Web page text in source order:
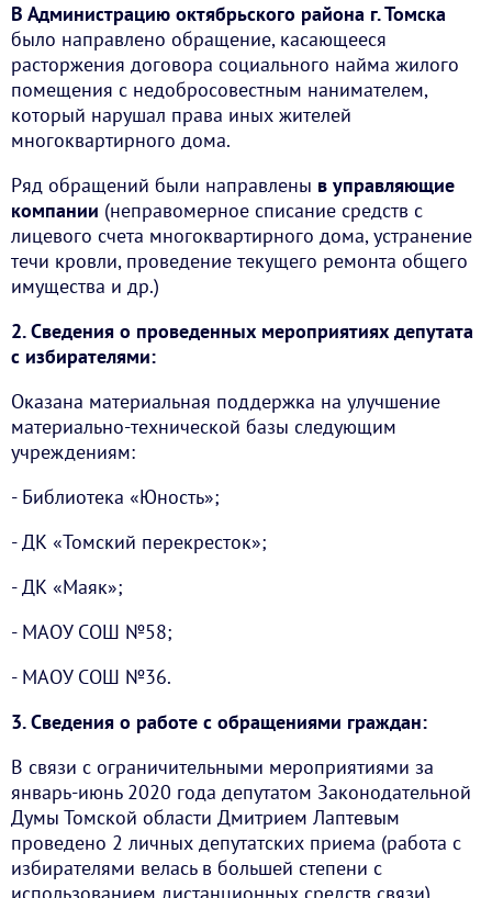
В Администрацию октябрьского района г. Томска
было направлено обращение, касающееся
расторжения договора социального найма жилого
помещения с недобросовестным нанимателем,
который нарушал права иных жителей
многоквартирного дома.
Ряд обращений были направлены в управляющие
компании (неправомерное списание средств с
лицевого счета многоквартирного дома, устранение
течи кровли, проведение текущего ремонта общего
имущества и др.)
2. Сведения о проведенных мероприятиях депутата
с избирателями:
Оказана материальная поддержка на улучшение
материально-технической базы следующим
учреждениям:
- Библиотека «Юность»;
- ДК «Томский перекресток»;
- ДК «Маяк»;
- МАОУ СОШ №58;
- МАОУ СОШ №36.
3. Сведения о работе с обращениями граждан:
В связи с ограничительными мероприятиями за
январь-июнь 2020 года депутатом Законодательной
Думы Томской области Дмитрием Лаптевым
проведено 2 личных депутатских приема (работа с
избирателями велась в большей степени с